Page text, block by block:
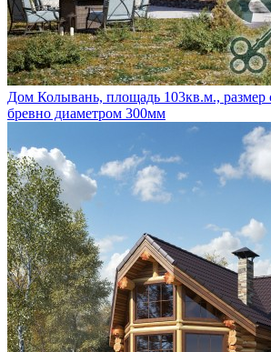
Дом Колывань, площадь 103кв.м., размер
бревно диаметром 300мм